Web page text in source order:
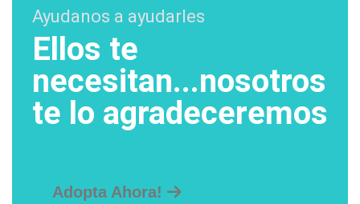
Ayudanos a ayudarles
Ellos te
necesitan...nosotros
te lo agradeceremos
Adopta Ahora!